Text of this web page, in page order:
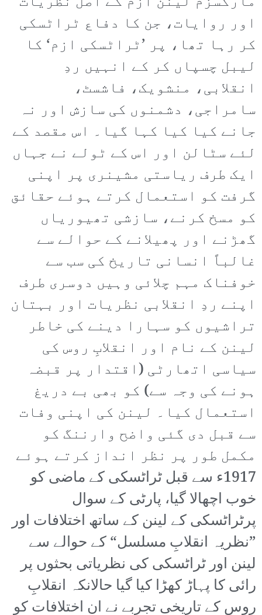
اور روایات، جن کا دفاع ٹراٹسکی
کر رہا تھا، پر ’ٹراٹسکی ازم‘ کا
لیبل چسپاں کر کے انہیں ردِ
انقلابی، منشویک، فاشسٹ،
سامراجی، دشمنوں کی سازش اور نہ
جانے کیا کیا کہا گیا۔ اس مقصد کے
لئے سٹالن اور اس کے ٹولے نے جہاں
ایک طرف ریاستی مشینری پر اپنی
گرفت کو استعمال کرتے ہوئے حقائق
کو مسخ کرنے، سازشی تھیوریاں
گھڑنے اور پھیلانے کے حوالے سے
غالباً انسانی تاریخ کی سب سے
خوفناک مہم چلائی وہیں دوسری طرف
اپنے ردِ انقلابی نظریات اور بہتان
تراشیوں کو سہارا دینے کی خاطر
لینن کے نام اور انقلابِ روس کی
سیاسی اتھارٹی (اقتدار پر قبضہ
ہونے کی وجہ سے) کو بھی بے دریغ
استعمال کیا۔ لینن کی اپنی وفات
سے قبل دی گئی واضح وارننگ کو
مکمل طور پر نظر انداز کرتے ہوئے
1917ء سے قبل ٹراٹسکی کے ماضی کو
خوب اچھالا گیا، پارٹی کے سوال
پرٹراٹسکی کے لینن کے ساتھ اختلافات اور
”نظریہ انقلابِ مسلسل“ کے حوالے سے
لینن اور ٹراٹسکی کی نظریاتی بحثوں پر
رائی کا پہاڑ کھڑا کیا گیا حالانکہ انقلابِ
روس کے تاریخی تجربے نے ان اختلافات کو